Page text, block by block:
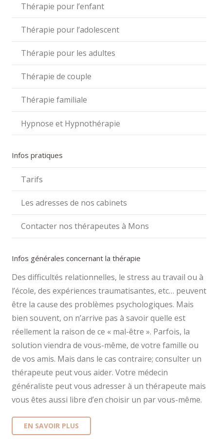
Thérapie pour l’enfant
Thérapie pour l’adolescent
Thérapie pour les adultes
Thérapie de couple
Thérapie familiale
Hypnose et Hypnothérapie
Infos pratiques
Tarifs
Les adresses de nos cabinets
Contacter nos thérapeutes à Mons
Infos générales concernant la thérapie
Des difficultés relationnelles, le stress au travail ou à
l’école, des expériences traumatisantes, etc… peuvent
être la cause des problèmes psychologiques. Mais
bien souvent, on n’arrive pas à savoir quelle est
réellement la raison de ce « mal-être ». Parfois, la
solution viendra de vous-même, de votre famille ou
de vos amis. Mais dans le cas contraire; consulter un
thérapeute peut vous aider. Votre médecin
généraliste peut vous adresser à un thérapeute mais
vous êtes aussi libre d’en choisir un par vous-même.
EN SAVOIR PLUS